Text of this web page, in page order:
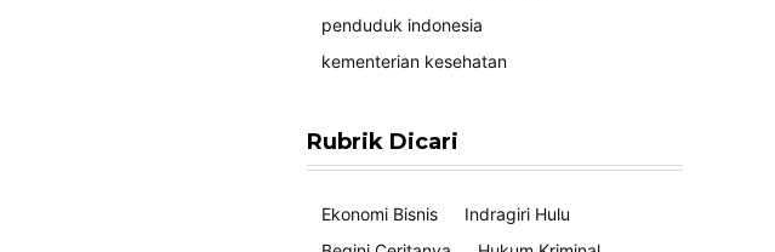
penduduk indonesia
kementerian kesehatan
Rubrik Dicari
Ekonomi Bisnis
Indragiri Hulu